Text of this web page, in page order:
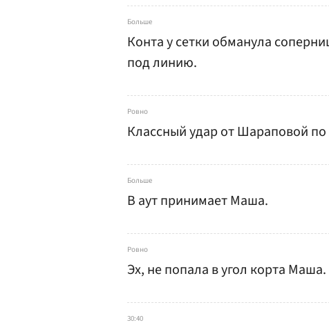
Больше
Конта у сетки обманула
под линию.
Ровно
Классный удар от Шараповой
Больше
В аут принимает Маша.
Ровно
Эх, не попала в угол корта
30:40